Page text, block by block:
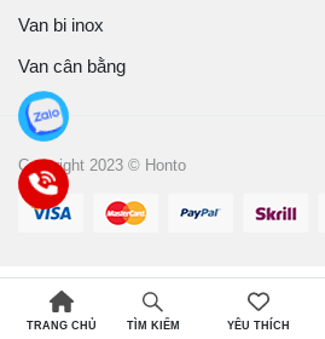
Van bi inox
Van cân bằng
Copyright 2023 © Honto
TRANG CHỦ TÌM KIẾM YÊU THÍCH